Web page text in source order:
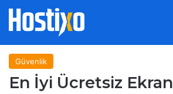
Güvenlik
En İyi Ücretsiz Ekran